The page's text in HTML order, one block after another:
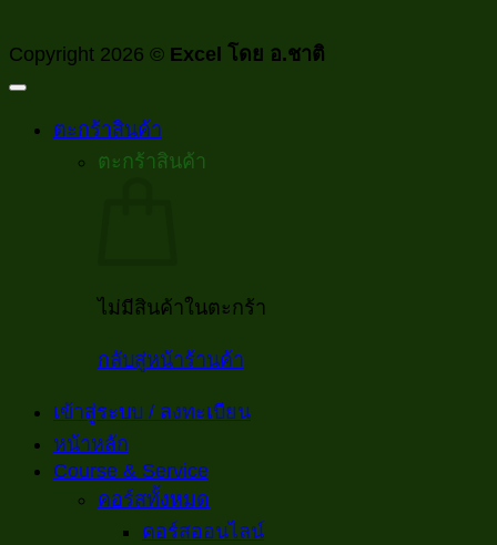
Copyright 2026 © Excel โดย อ.ชาติ
ตะกร้าสินค้า
ตะกร้าสินค้า
ไม่มีสินค้าในตะกร้า
กลับสู่หน้าร้านค้า
เข้าสู่ระบบ / ลงทะเบียน
หน้าหลัก
Course & Service
คอร์สทั้งหมด
คอร์สออนไลน์